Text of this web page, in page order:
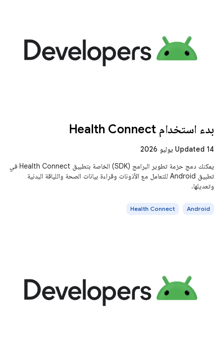
بدء استخدام Health Connect
Updated 14 يوليو 2026
يمكنك دمج حزمة تطوير البرامج (SDK) الخاصة بتطبيق Health Connect في
تطبيق Android للتعامل مع الأذونات وقراءة بيانات الصحة واللياقة البدنية
وتعديلها.
Android
Health Connect